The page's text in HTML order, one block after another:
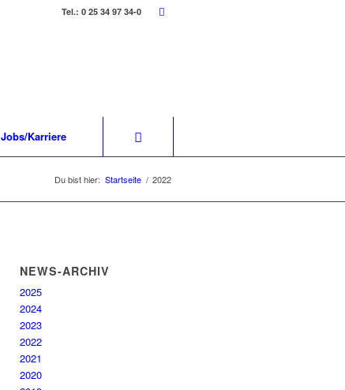
Tel.: 0 25 34 97 34-0
Jobs/Karriere
Du bist hier: Startseite / 2022
NEWS-ARCHIV
2025
2024
2023
2022
2021
2020